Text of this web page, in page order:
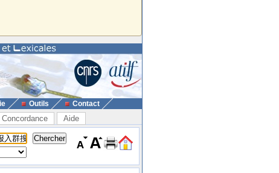
Outils Contact
Concordance Aide